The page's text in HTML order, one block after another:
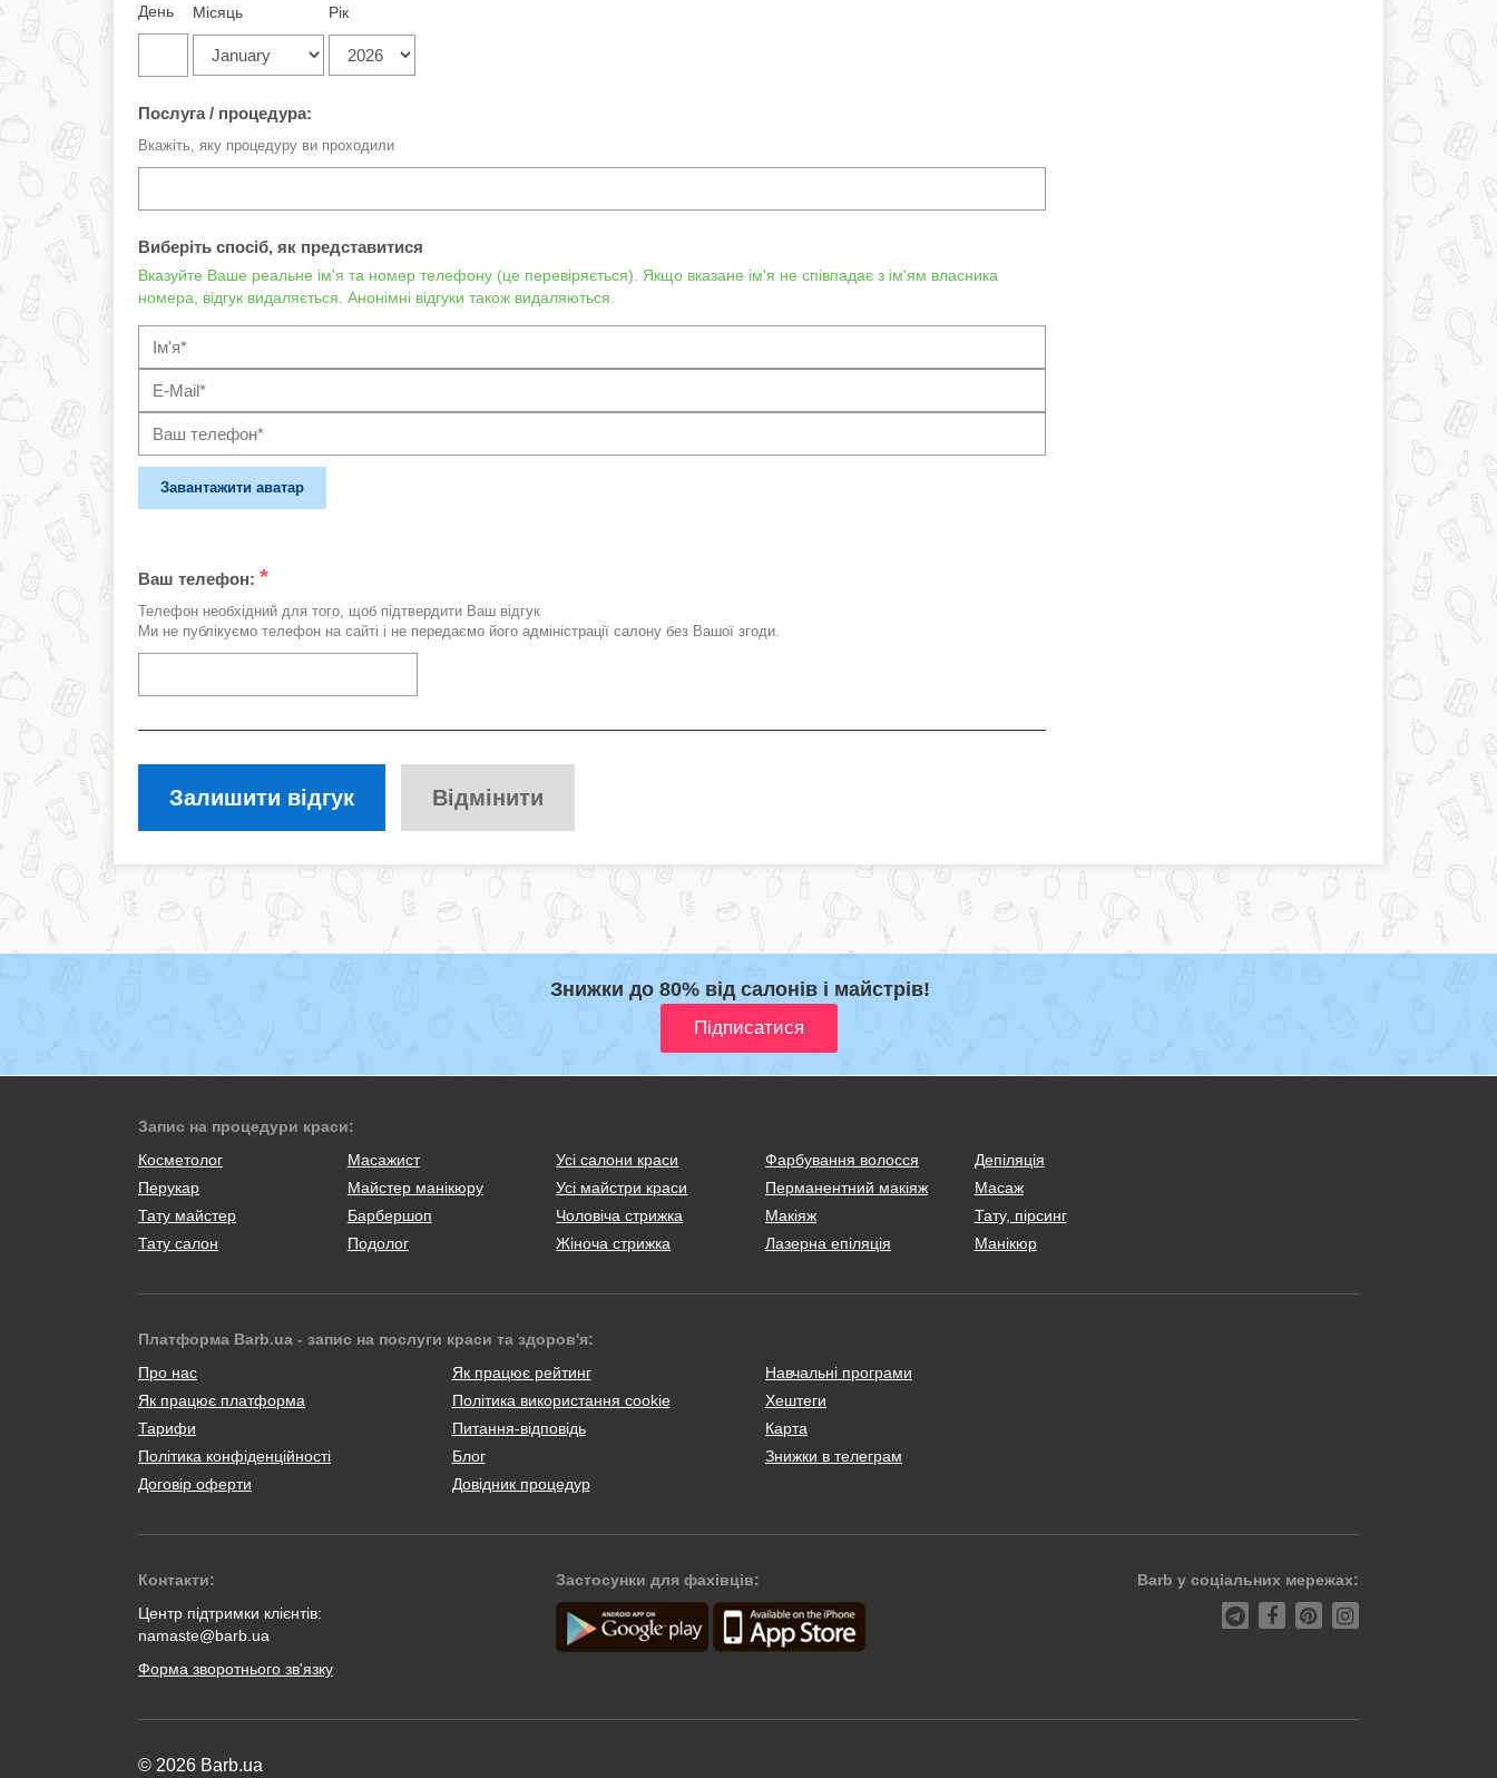
День Місяць Рік
Послуга / процедура:
Вкажіть, яку процедуру ви проходили
Виберіть спосіб, як представитися
Вказуйте Ваше реальне ім'я та номер телефону (це перевіряється). Якщо вказане ім'я не співпадає з ім'ям власника
номера, відгук видаляється. Анонімні відгуки також видаляються.
Завантажити аватар
Ваш телефон: *
Телефон необхідний для того, щоб підтвердити Ваш відгук
Ми не публікуємо телефон на сайті і не передаємо його адміністрації салону без Вашої згоди.
Залишити відгук Відмінити
Знижки до 80% від салонів і майстрів!
Запис на процедури краси:
Косметолог
Масажист
Перукар
Майстер манікюру
Тату майстер
Барбершоп
Тату салон
Подолог
Усі салони краси
Усі майстри краси
Чоловіча стрижка
Жіноча стрижка
Фарбування волосся
Перманентний макіяж
Макіяж
Лазерна епіляція
Депіляція
Масаж
Тату, пірсинг
Манікюр
Платформа Barb.ua - запис на послуги краси та здоров'я:
Про нас
Як працює платформа
Тарифи
Політика конфіденційності
Договір оферти
Як працює рейтинг
Політика використання cookie
Питання-відповідь
Блог
Довідник процедур
Навчальні програми
Хештеги
Карта
Знижки в телеграм
Контакти:
Центр підтримки клієнтів:
namaste@barb.ua
Форма зворотнього зв'язку
Застосунки для фахівців: Barb у соціальних мережах:
© 2026 Barb.ua